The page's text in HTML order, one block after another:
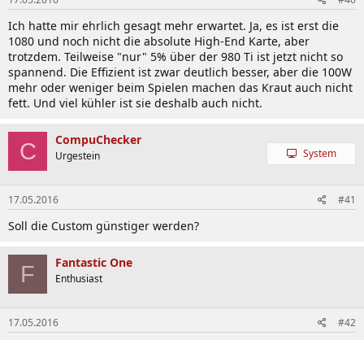
Ich hatte mir ehrlich gesagt mehr erwartet. Ja, es ist erst die
1080 und noch nicht die absolute High-End Karte, aber
trotzdem. Teilweise "nur" 5% über der 980 Ti ist jetzt nicht so
spannend. Die Effizient ist zwar deutlich besser, aber die 100W
mehr oder weniger beim Spielen machen das Kraut auch nicht
fett. Und viel kühler ist sie deshalb auch nicht.
C CompuChecker
Urgestein System
17.05.2016 #41
Soll die Custom günstiger werden?
F Fantastic One
Enthusiast
17.05.2016 #42